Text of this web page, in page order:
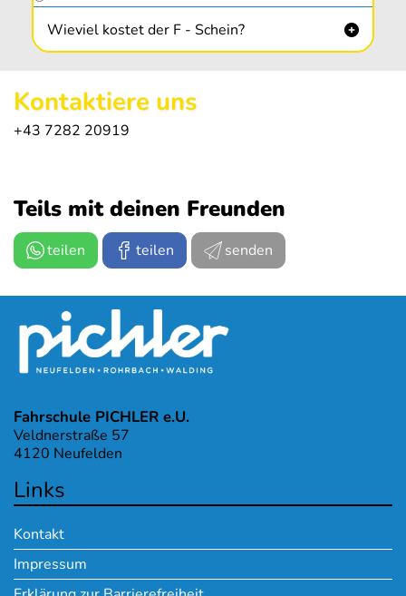
Ja, die Kombination mitA1oderL17ist
durchaus sinnvoll.
Wieviel kostet der F - Schein? 
Kontaktiere uns
+43 7282 20919
Teils mit deinen Freunden
teilen teilen senden
Fahrschule PICHLER e.U.
Veldnerstraße 57
4120 Neufelden
Links
Kontakt
Impressum